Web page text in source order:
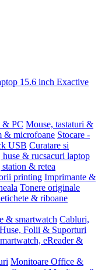
15.6 inch Exactive
& PC Mouse, tastaturi &
& microfoane Stocare -
USB Curatare si
huse & rucsacuri laptop
& retea
printing Imprimante &
Tonere originale
& riboane
& smartwatch Cabluri,
Huse, Folii & Suporturi
eReader &
Monitoare Office &